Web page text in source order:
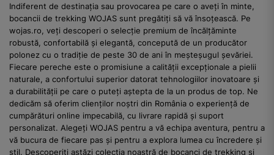
Indiferent de destinația sau provocarea pe care o aveți în minte,
bocancii de trekking WOJAS sunt pregătiți să vă însoțească. Pe
wojas.ro, veți descoperi o selecție premium de încălțăminte
robustă, confortabilă și elegantă, concepută de un producător
polonez cu o tradiție de peste 30 de ani în meșteșugul șevăriei.
Fiecare pereche este o promisiune a calității excepționale a pielii
naturale, a confortului superior datorat tehnologiilor inovatoare și
a durabilității pe care o puteți aștepta de la un produs de top. Ne
dedicăm să oferim clienților noștri din România o experiență de
cumpărături online impecabilă, cu livrare rapidă și suport
personalizat. Alegeți WOJAS pentru a vă echipa aventura, pentru a
vă bucura de fiecare pas și pentru a explora lumea cu încredere și
stil. Descoperiți astăzi colecția noastră de bocanci de trekking și